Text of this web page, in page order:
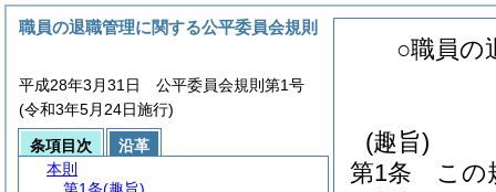
○職員の
(趣旨)
第1条
この
職員の退職管理に関する公平委員会規則
平成28年3月31日 公平委員会規則第1号
(令和3年5月24日施行)
条項目次
沿革
本則